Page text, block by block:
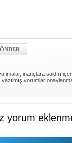
inançlara saldırı
yorumlar
yorum